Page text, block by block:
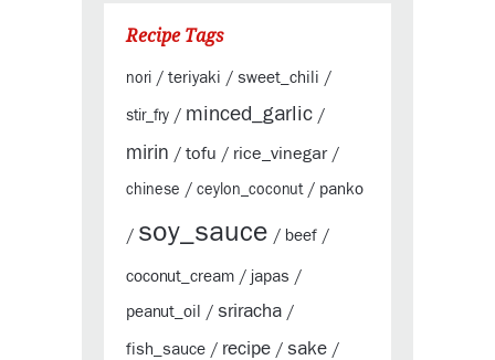
Recipe Tags
nori / teriyaki / sweet_chili /
stir_fry / minced_garlic /
mirin / tofu / rice_vinegar/
chinese / ceylon_coconut/ panko
/ soy_sauce / beef /
coconut_cream / japas /
peanut_oil / sriracha /
fish_sauce / recipe / sake /